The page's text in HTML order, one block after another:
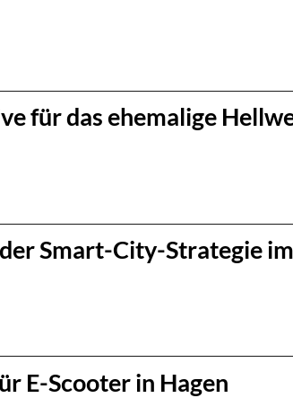
für das ehemalige
Smart-City-Strategie
E-Scooter in Hagen